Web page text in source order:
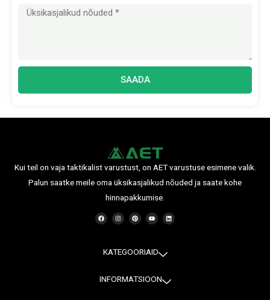
Sõnum
SAADA
Kui teil on vaja taktikalist varustust, on AET varustuse esimene valik.
Palun saatke meile oma üksikasjalikud nõuded ja saate kohe
hinnapakkumise.
F
a
c
o
k
I
n
s
r
a
P
i
n
e
s
Y
o
u
e
L
i
n
KATEGOORIAID
INFORMATSIOON